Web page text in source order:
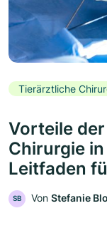
Tierärztliche
Vorteile
Chirurgie
Leitfaden
SB Von Stefanie